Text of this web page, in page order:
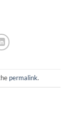
permalink.